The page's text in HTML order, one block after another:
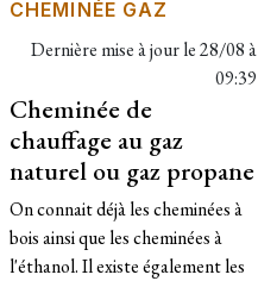
CHEMINÉE GAZ
Dernière mise à jour le28/08 à
09:39
Cheminée de
chauffage au gaz
naturel ou gaz propane
On connait déjà les cheminées à
bois ainsi que les cheminées à
l'éthanol. Il existe également les